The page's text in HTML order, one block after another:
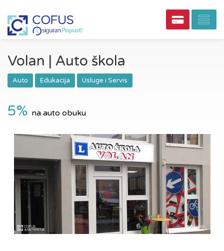
Volan | Auto škola
Auto Edukacija Usluge i Servis
5% na auto obuku